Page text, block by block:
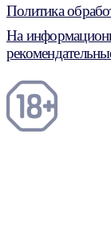
Политика
На